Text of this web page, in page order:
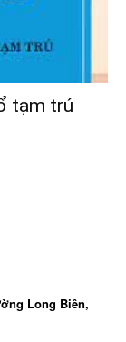
tạm trú
Long Biên,